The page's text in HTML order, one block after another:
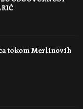
tokom Merlinovih